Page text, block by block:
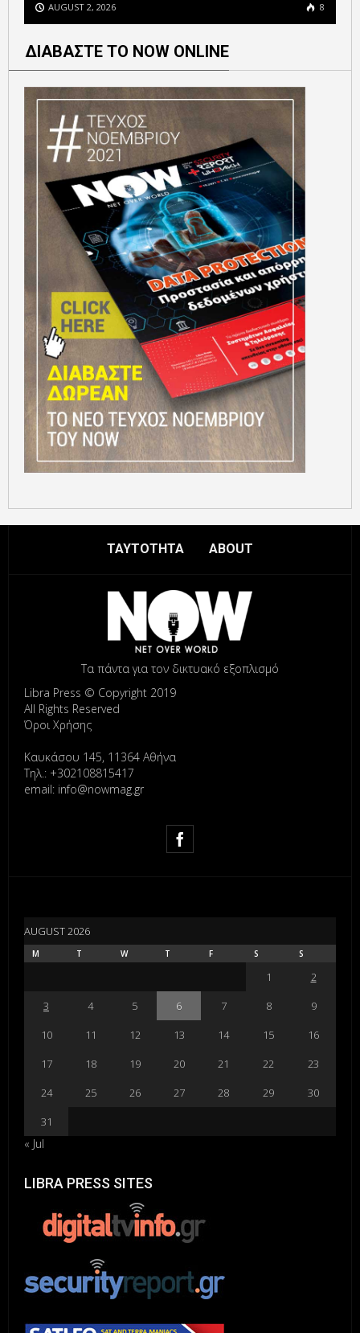
AUGUST 2, 2026 8
ΔΙΑΒΑΣΤΕ ΤΟ NOW ONLINE
ΤΑΥΤΟΤΗΤΑ ABOUT
Τα πάντα για τον δικτυακό εξοπλισμό
Libra Press © Copyright 2019
All Rights Reserved
Όροι Χρήσης
Καυκάσου 145, 11364 Αθήνα
Τηλ.: +302108815417
email: info@nowmag.gr
AUGUST 2026
M T W T F S S
1
2
3
4 5 6 7 8
9
10
11 12 13 14 15
16
17
18 19 20 21 22
23
24
25 26 27 28 29
30
31
« Jul
LIBRA PRESS SITES